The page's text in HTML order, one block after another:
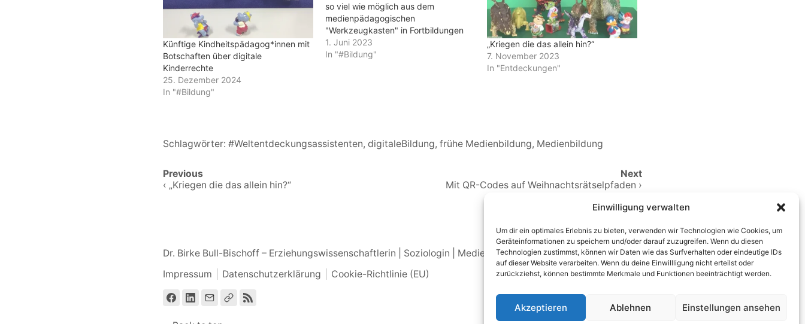
Einwilligung verwalten
Um dir ein optimales Erlebnis zu bieten, verwenden wir Technologien wie Cookies, um
Geräteinformationen zu speichern und/oder darauf zuzugreifen. Wenn du diesen
Technologien zustimmst, können wir Daten wie das Surfverhalten oder eindeutige IDs
auf dieser Website verarbeiten. Wenn du deine Einwillligung nicht erteilst oder
zurückziehst, können bestimmte Merkmale und Funktionen beeinträchtigt werden.
Akzeptieren Ablehnen Einstellungen ansehen
Künftige Kindheitspädagog*innen mit
Botschaften über digitale
Kinderrechte
25. Dezember 2024
In "#Bildung"
so viel wie möglich aus dem
medienpädagogischen
"Werkzeugkasten" in Fortbildungen
zu zeigen und auszuprobieren -
meistens gemeinsam mit den
1. Juni 2023
In "#Bildung"
„Kriegen die das allein hin?“
7. November 2023
In "Entdeckungen"
Schlagwörter: #Weltentdeckungsassistenten, digitaleBildung, frühe Medienbildung, Medienbildung
Previous
‹ „Kriegen die das allein hin?“
Next
Mit QR-Codes auf Weihnachtsrätselpfaden ›
Dr. Birke Bull-Bischoff – Erziehungswissenschaftlerin | Soziologin | Medienpädagogin
Impressum
Datenschutzerklärung Cookie-Richtlinie (EU)